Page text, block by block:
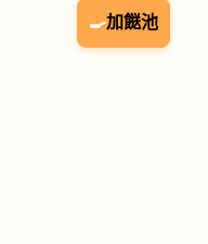
🍳加餸池